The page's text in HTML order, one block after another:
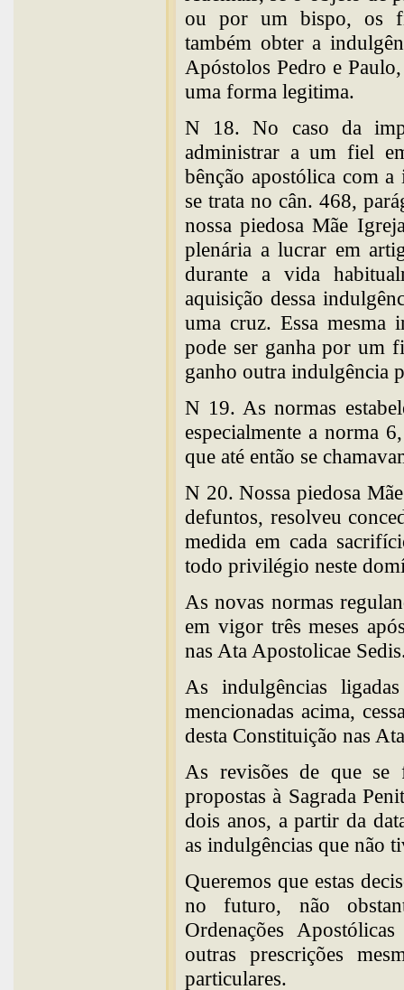
ou por um bispo, os
também obter a
Apóstolos Pedro e
uma forma legitima.
N 18. No caso da
administrar a um fiel
bênção apostólica com
se trata no cân. 468,
nossa piedosa Mãe
plenária a lucrar em
durante a vida
aquisição dessa
uma cruz. Essa mesma
pode ser ganha por um
ganho outra indulgência
N 19. As normas
especialmente a norma
que até então se
N 20. Nossa piedosa
defuntos, resolveu
medida em cada
todo privilégio neste
As novas normas
em vigor três meses
nas Ata Apostolicae
As indulgências
mencionadas acima,
desta Constituição nas
As revisões de que
propostas à Sagrada
dois anos, a partir da
as indulgências que não
Queremos que estas
no futuro, não
Ordenações
outras prescrições
particulares.